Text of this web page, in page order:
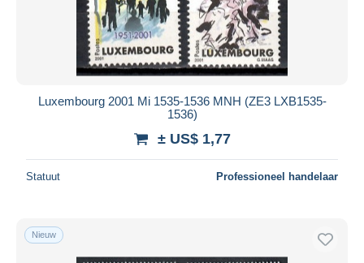
Luxembourg 2001 Mi 1535-1536 MNH (ZE3 LXB1535-
1536)
± US$ 1,77
Statuut Professioneel handelaar
Nieuw